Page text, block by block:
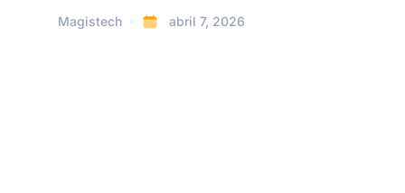
Magistech abril 7, 2026